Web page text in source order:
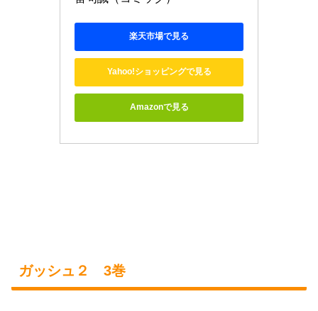
楽天市場で見る
Yahoo!ショッピングで見る
Amazonで見る
ガッシュ２ 3巻